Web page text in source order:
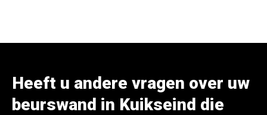
Heeft u andere vragen over uw
beurswand in Kuikseind die